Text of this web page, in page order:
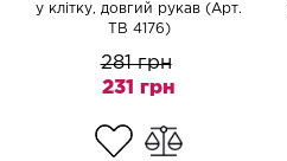
у клітку, довгий рукав (Арт.
TB 4176)
281 грн
231 грн